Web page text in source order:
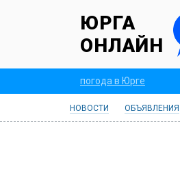
ЮРГА
ОНЛАЙН
погода в Юрге
НОВОСТИ ОБЪЯВЛЕНИЯ